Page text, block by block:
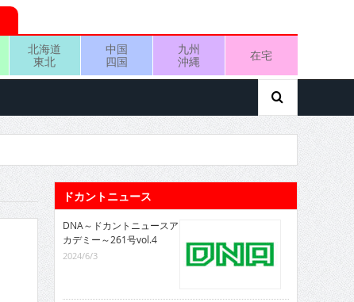
北海道
東北
中国
四国
九州
沖縄
在宅
ドカントニュース
DNA～ドカントニュースア
カデミー～261号vol.4
2024/6/3